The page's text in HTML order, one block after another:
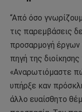
“Από όσο
τις παρεμβάσεις
προσαρμογή έργων
πηγή της
«Αναρωτιόμαστε
υπήρξε καν
άλλο ευαίσθητο